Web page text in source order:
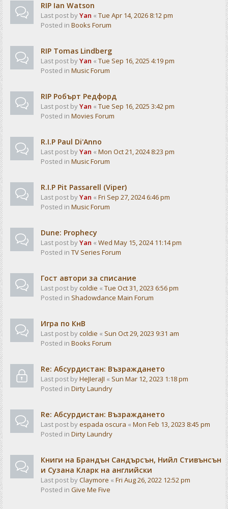
RIP Ian Watson
Last post byYan « Tue Apr 14, 2026 8:12 pm
Posted in Books Forum
RIP Tomas Lindberg
Last post byYan « Tue Sep 16, 2025 4:19 pm
Posted in Music Forum
RIP Робърт Редфорд
Last post byYan « Tue Sep 16, 2025 3:42 pm
Posted in Movies Forum
R.I.P Paul Di'Anno
Last post byYan « Mon Oct 21, 2024 8:23 pm
Posted in Music Forum
R.I.P Pit Passarell (Viper)
Last post byYan « Fri Sep 27, 2024 6:46 pm
Posted in Music Forum
Dune: Prophecy
Last post byYan « Wed May 15, 2024 11:14 pm
Posted in TV Series Forum
Гост автори за списание
Last post bycoldie « Tue Oct 31, 2023 6:56 pm
Posted in Shadowdance Main Forum
Игра по КнВ
Last post bycoldie « Sun Oct 29, 2023 9:31 am
Posted in Books Forum
Re: Абсурдистан: Възраждането
Last post byHeJIeraJI « Sun Mar 12, 2023 1:18 pm
Posted in Dirty Laundry
Re: Абсурдистан: Възраждането
Last post byespada oscura « Mon Feb 13, 2023 8:45 pm
Posted in Dirty Laundry
Книги на Брандън Сандърсън, Нийл Стивънсън
и Сузана Кларк на английски
Last post byClaymore « Fri Aug 26, 2022 12:52 pm
Posted in Give Me Five